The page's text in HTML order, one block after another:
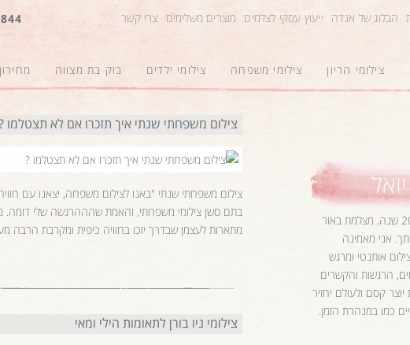
הבלוג של אנדה ייעוץ עסקי לצלמים מוצרים משלימים צרי קשר
צילומי הריון צילומי משפחה צילומי ילדים בוק בת מצווה מחירון
צילום משפחתי שנתי איך תזכרו אם לא תצטלמו
צילום משפחתי שנתי "באנו לצילום משפחה, יצאנו עם
בתם סשן צילומי משפחתי, והאמת שהההרגשה שלי דומה.
מתארות לעצמן שבדרך יזכו בחוויה כיפית ומקרבת
צילומי ניו בורן לתאומות הילי ומאי
אני אנדה יואל, צלמת מזה 20 שנה, מצלמת באור
אני מאמינה
אותנטי ומרגש
הרגשות והקשרים
יוצר קסם ולעולם יחזיר
כמו במנהרת הזמן.